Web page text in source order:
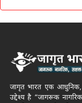
जागृत भारत एक आधुनिक,
उद्देश्य है “जागरूक